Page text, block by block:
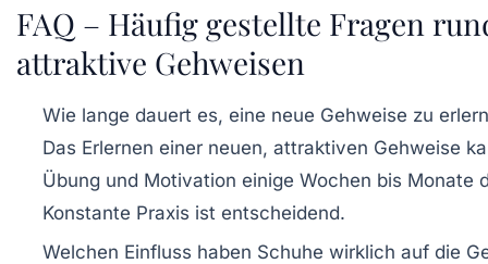
FAQ – Häufig gestellte Fragen
attraktive Gehweisen
Wie lange dauert es, eine neue Gehweise zu
Das Erlernen einer neuen, attraktiven Gehweise
Übung und Motivation einige Wochen bis Monate
Konstante Praxis ist entscheidend.
Welchen Einfluss haben Schuhe wirklich auf die